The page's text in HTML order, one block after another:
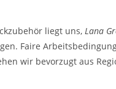
liegt uns, Lana
Faire
wir bevorzugt aus